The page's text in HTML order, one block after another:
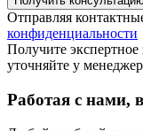
Отправляя
конфиденциальности
Получите
уточняйте у
Работая с нами,